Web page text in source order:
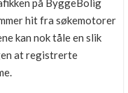
på ByggeBolig
hit fra søkemotorer
kan nok tåle en slik
at registrerte